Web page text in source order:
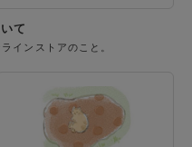
て
インストアのこと。